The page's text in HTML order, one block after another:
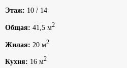
Этаж: 10 / 14
Общая: 41,5 м2
Жилая: 20 м2
Кухня: 16 м2